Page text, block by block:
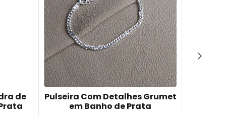
de
Pulseira Com Detalhes Grumet
em Banho de Prata